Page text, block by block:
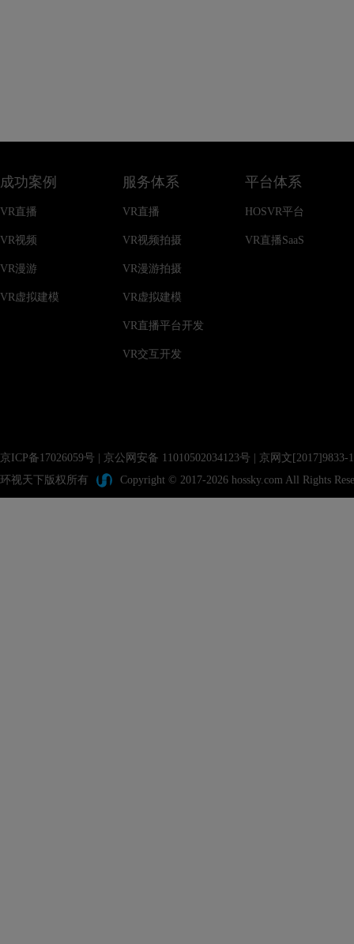
成功案例
VR直播
VR视频
VR漫游
VR虚拟建模
服务体系
VR直播
VR视频拍摄
VR漫游拍摄
VR虚拟建模
VR直播平台开发
VR交互开发
平台体系
HOSVR平台
VR直播SaaS
京ICP备17026059号 京公网安备 11010502034123号 | 京网文
环视天下版权所有
Copyright © 2017-2026 hossky.com All Rights